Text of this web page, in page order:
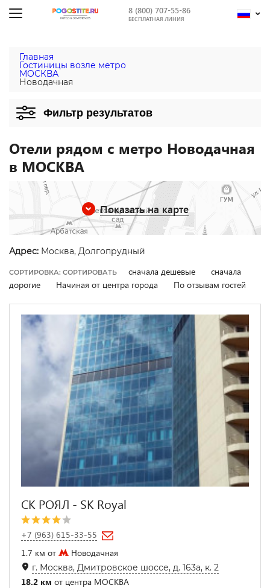
8 (800) 707-55-86
БЕСПЛАТНАЯ ЛИНИЯ
Главная
Гостиницы возле метро
МОСКВА
Новодачная
Фильтр результатов
Отели рядом с метро Новодачная
в МОСКВА
Показать на карте
Адрес: Москва, Долгопрудный
СОРТИРОВКА: СОРТИРОВАТЬ сначала дешевые
сначала
дорогие
Начиная от центра города По отзывам гостей
СК РОЯЛ - SK Royal
+7 (963) 615-33-55
1.7 км от
Новодачная
г. Москва, Дмитровское шоссе, д. 163а, к. 2
18.2 км от центра МОСКВА